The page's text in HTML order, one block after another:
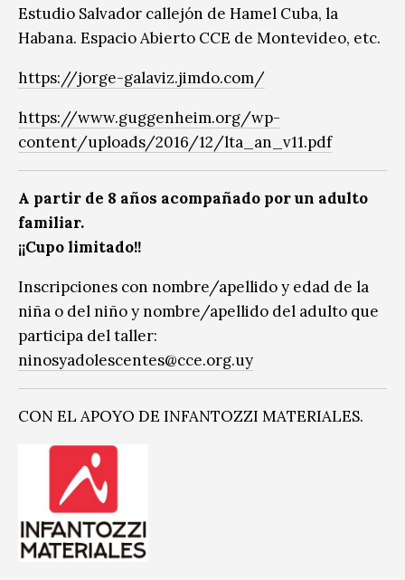
Estudio Salvador callejón de Hamel Cuba, la
Habana. Espacio Abierto CCE de Montevideo, etc.
https://jorge-galaviz.jimdo.com/
https://www.guggenheim.org/wp-
content/uploads/2016/12/lta_an_v11.pdf
A partir de 8 años acompañado por un adulto
familiar.
¡¡Cupo limitado!!
Inscripciones con nombre/apellido y edad de la
niña o del niño y nombre/apellido del adulto que
participa del taller:
ninosyadolescentes@cce.org.uy
CON EL APOYO DE INFANTOZZI MATERIALES.